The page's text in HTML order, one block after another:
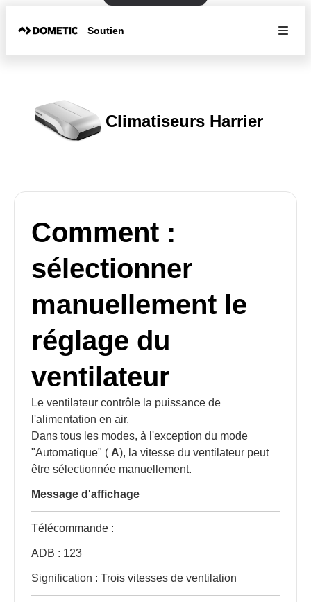
Soutien
Climatiseurs Harrier
Comment :
sélectionner
manuellement le
réglage du
ventilateur
Le ventilateur contrôle la puissance de
l'alimentation en air.
Dans tous les modes, à l'exception du mode
"Automatique" ( A), la vitesse du ventilateur peut
être sélectionnée manuellement.
Message d'affichage
Télécommande :
ADB : 123
Signification : Trois vitesses de ventilation